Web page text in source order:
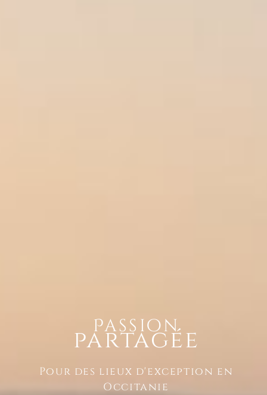
Passion
partagée
Pour des lieux d'exception en
Occitanie